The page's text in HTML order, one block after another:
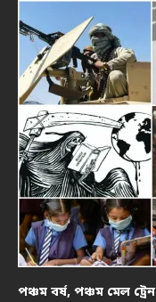
পঞ্চম বর্ষ, পঞ্চম মেল ট্রেন